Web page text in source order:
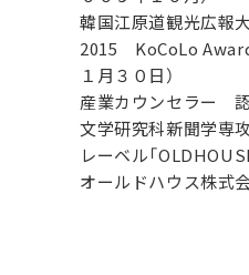
韓国江原道観光広報
2015 KoCoLo
１月３０日）
産業カウンセラー
文学研究科新聞学専
レーベル「
オールドハウス株